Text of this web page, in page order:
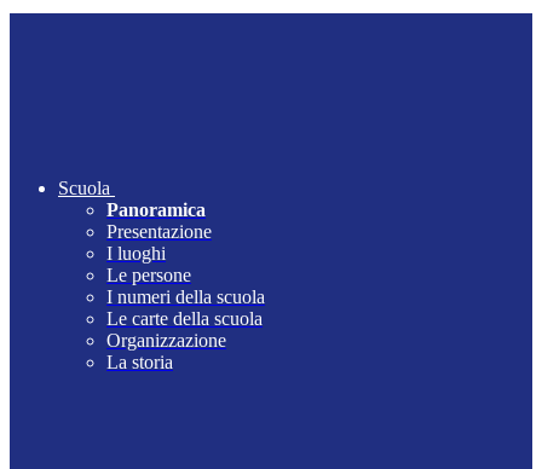
Scuola
Panoramica
Presentazione
I luoghi
Le persone
I numeri della scuola
Le carte della scuola
Organizzazione
La storia